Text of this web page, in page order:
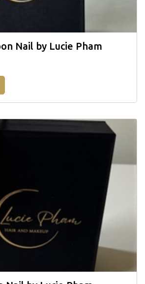
Nail by Lucie Pham